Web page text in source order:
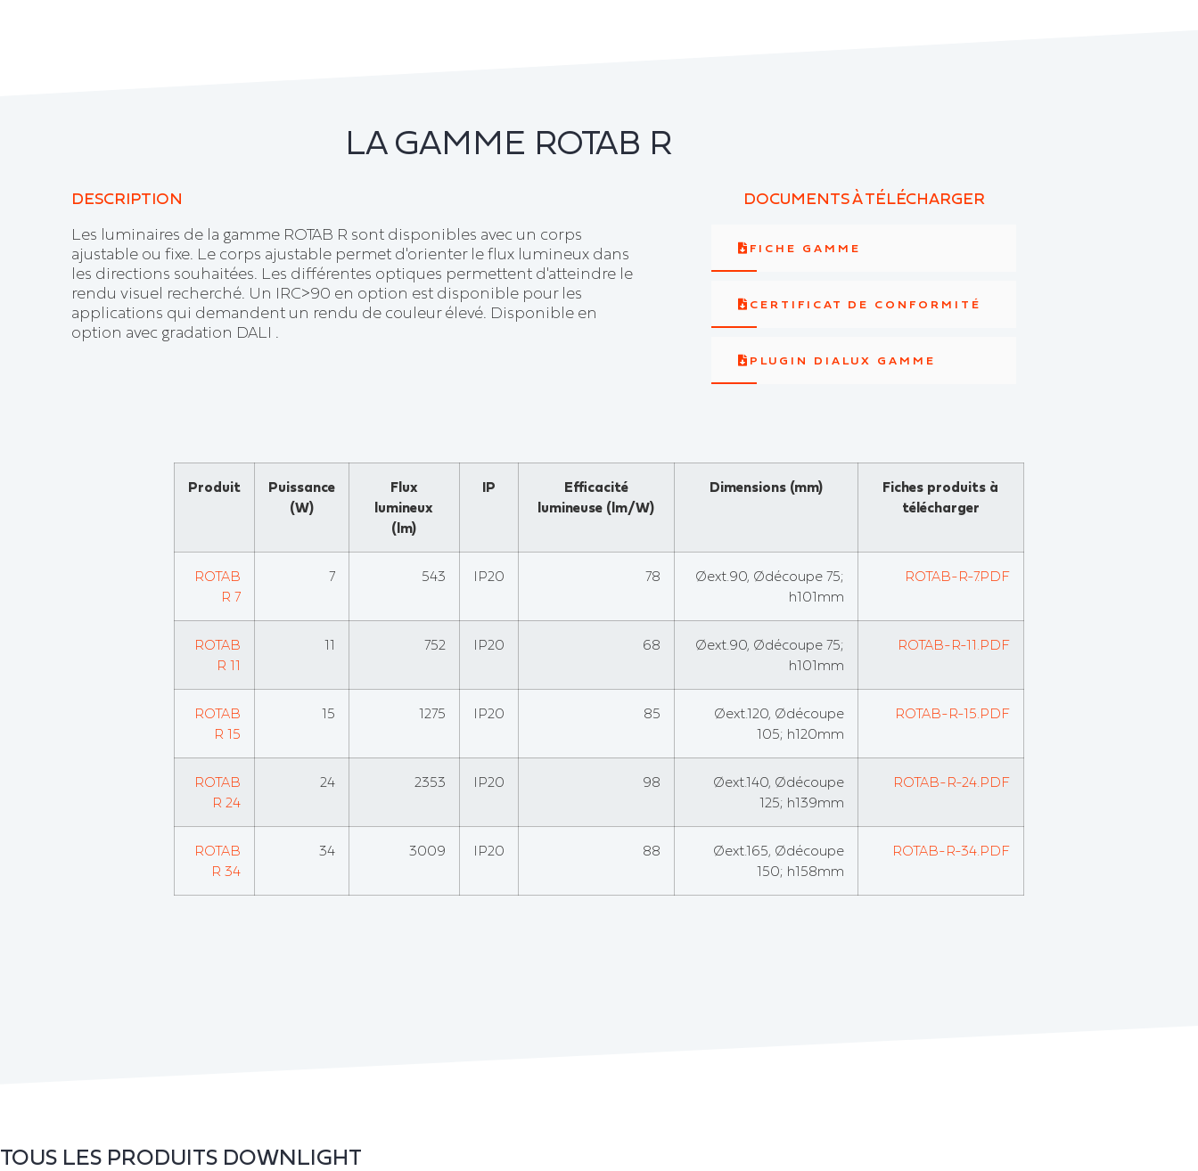
LA GAMME ROTAB R
DESCRIPTION
Les luminaires de la gamme ROTAB R sont disponibles avec un corps
ajustable ou fixe. Le corps ajustable permet d'orienter le flux lumineux dans
les directions souhaitées. Les différentes optiques permettent d'atteindre le
rendu visuel recherché. Un IRC>90 en option est disponible pour les
applications qui demandent un rendu de couleur élevé. Disponible en
option avec gradation DALI .
DOCUMENTS À TÉLÉCHARGER
FICHE GAMME
CERTIFICAT DE CONFORMITÉ
PLUGIN DIALUX GAMME
Produit
Puissance
(W)
Flux
lumineux
(lm)
IP
Efficacité
lumineuse (lm/W)
Dimensions (mm)
Fiches produits à
télécharger
ROTAB
R 7
7 543 IP20 78
Øext.90, Ødécoupe 75;
h101mm
ROTAB-R-7.PDF
ROTAB
R 11
11 752 IP20 68
Øext.90, Ødécoupe 75;
h101mm
ROTAB-R-11.PDF
ROTAB
R 15
15 1275 IP20 85
Øext.120, Ødécoupe
105; h120mm
ROTAB-R-15.PDF
ROTAB
R 24
24 2353 IP20 98
Øext.140, Ødécoupe
125; h139mm
ROTAB-R-24.PDF
ROTAB
R 34
34 3009 IP20 88
Øext.165, Ødécoupe
150; h158mm
ROTAB-R-34.PDF
TOUS LES PRODUITS DOWNLIGHT